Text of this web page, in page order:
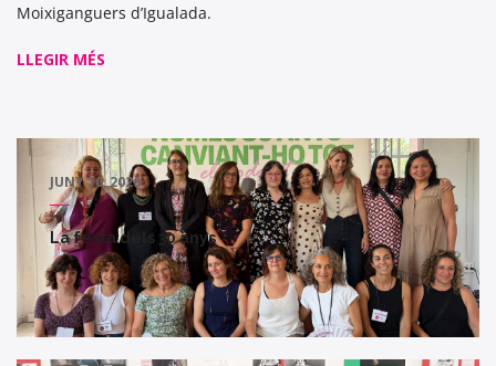
Moixiganguers d’Igualada.
LLEGIR MÉS
JUNY 10, 2026
La festa dels 30 anys